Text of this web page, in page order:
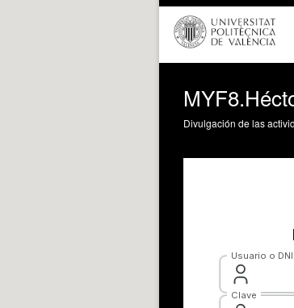
Divulgación de las